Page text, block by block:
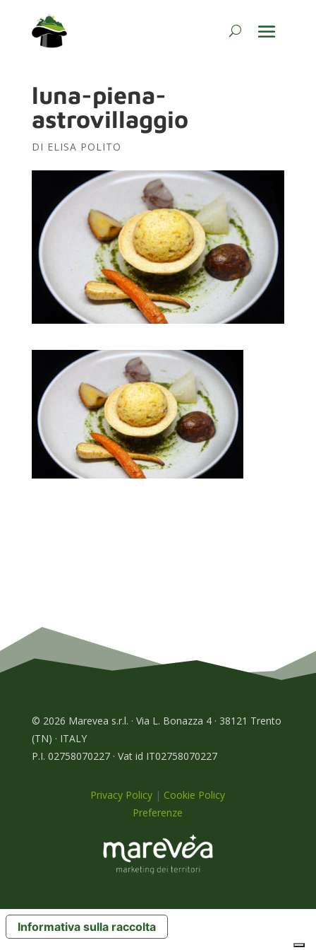
luna-piena-
astrovillaggio
DI ELISA POLITO
© 2026 Marevea s.r.l. · Via L. Bonazza 4 · 38121 Trento
(TN) · ITALY
P.I. 02758070227 · Vat id IT02758070227
Privacy Policy | Cookie Policy
Preferenze
Informativa sulla raccolta